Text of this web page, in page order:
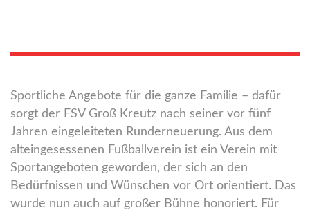
Sportliche Angebote für die ganze Familie – dafür
sorgt der FSV Groß Kreutz nach seiner vor fünf
Jahren eingeleiteten Runderneuerung. Aus dem
alteingesessenen Fußballverein ist ein Verein mit
Sportangeboten geworden, der sich an den
Bedürfnissen und Wünschen vor Ort orientiert. Das
wurde nun auch auf großer Bühne honoriert. Für